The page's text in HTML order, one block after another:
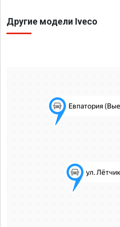
Другие модели Iveco